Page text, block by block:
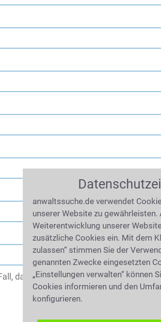
anwaltssuche.de verwendet
unserer Website zu
Weiterentwicklung unserer
zusätzliche Cookies ein. Mit dem
zulassen“ stimmen Sie der
genannten Zwecke eingesetzten
„Einstellungen verwalten“ können
Cookies informieren und den
konfigurieren.